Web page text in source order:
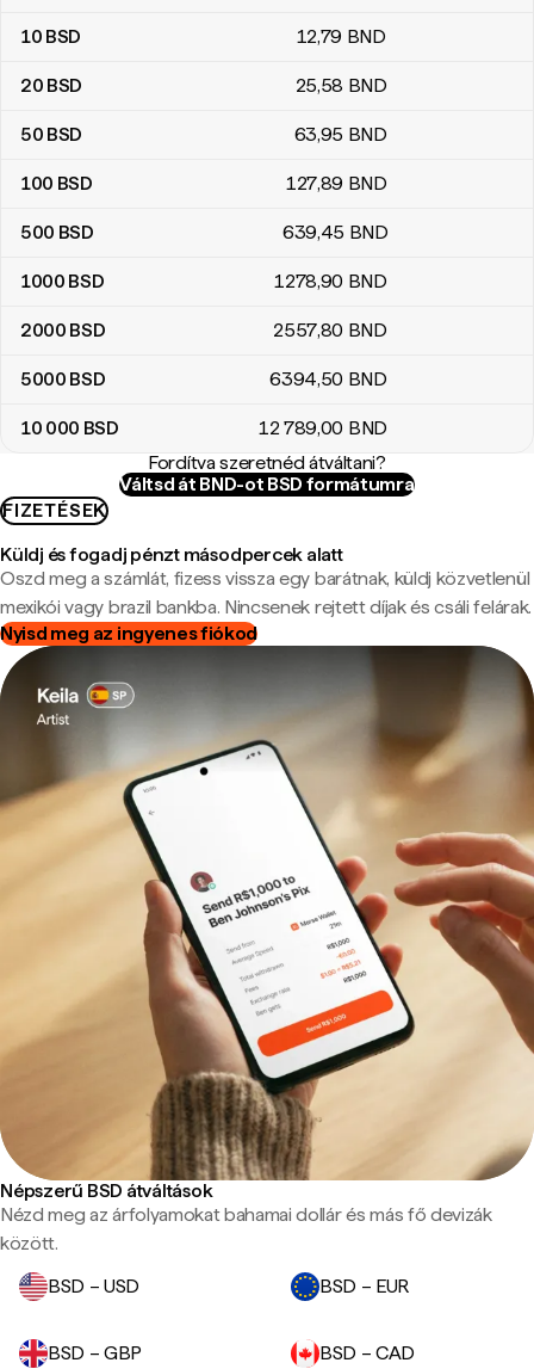
10 BSD 12,79 BND
20 BSD 25,58 BND
50 BSD 63,95 BND
100 BSD 127,89 BND
500 BSD 639,45 BND
1000 BSD 1278,90 BND
2000 BSD 2557,80 BND
5000 BSD 6394,50 BND
10 000 BSD 12 789,00 BND
Fordítva szeretnéd átváltani?
Váltsd át BND-ot BSD formátumra
FIZETÉSEK
Küldj és fogadj pénzt másodpercek alatt
Oszd meg a számlát, fizess vissza egy barátnak, küldj közvetlenül
mexikói vagy brazil bankba. Nincsenek rejtett díjak és csáli felárak.
Nyisd meg az ingyenes fiókod
Népszerű BSD átváltások
Nézd meg az árfolyamokat bahamai dollár és más fő devizák
között.
BSD – USD
BSD – EUR
BSD – GBP BSD – CAD